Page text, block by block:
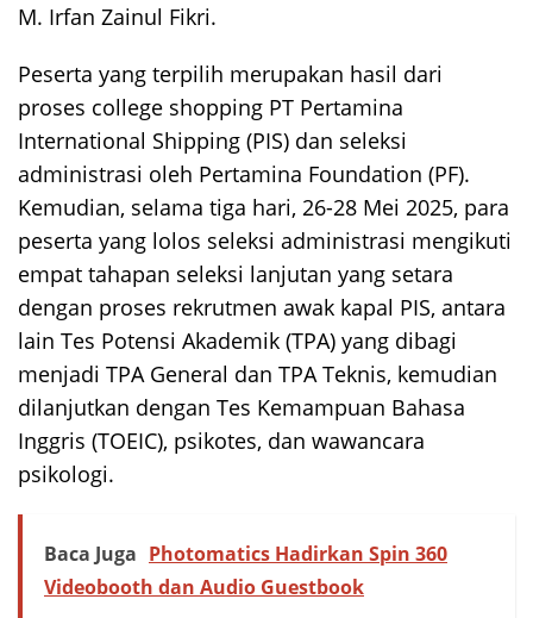
M. Irfan Zainul Fikri.
Peserta yang terpilih merupakan hasil dari
proses college shopping PT Pertamina
International Shipping (PIS) dan seleksi
administrasi oleh Pertamina Foundation (PF).
Kemudian, selama tiga hari, 26-28 Mei 2025, para
peserta yang lolos seleksi administrasi mengikuti
empat tahapan seleksi lanjutan yang setara
dengan proses rekrutmen awak kapal PIS, antara
lain Tes Potensi Akademik (TPA) yang dibagi
menjadi TPA General dan TPA Teknis, kemudian
dilanjutkan dengan Tes Kemampuan Bahasa
Inggris (TOEIC), psikotes, dan wawancara
psikologi.
Baca Juga Photomatics Hadirkan Spin 360
Videobooth dan Audio Guestbook